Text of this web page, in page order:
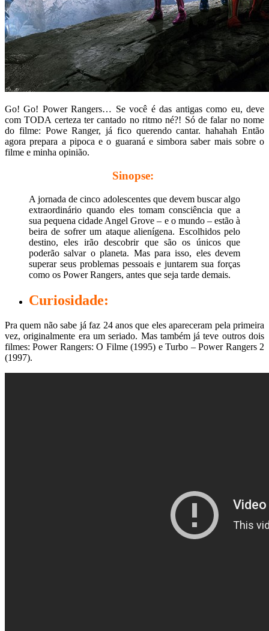
Go! Go! Power Rangers… Se você é das antigas como eu, deve
com TODA certeza ter cantado no ritmo né?! Só de falar no nome
do filme: Powe Ranger, já fico querendo cantar. hahahah Então
agora prepara a pipoca e o guaraná e simbora saber mais sobre o
filme e minha opinião.
Sinopse:
A jornada de cinco adolescentes que devem buscar algo
extraordinário quando eles tomam consciência que a
sua pequena cidade Angel Grove – e o mundo – estão à
beira de sofrer um ataque alienígena. Escolhidos pelo
destino, eles irão descobrir que são os únicos que
poderão salvar o planeta. Mas para isso, eles devem
superar seus problemas pessoais e juntarem sua forças
como os Power Rangers, antes que seja tarde demais.
Curiosidade:
Pra quem não sabe já faz 24 anos que eles apareceram pela primeira
vez, originalmente era um seriado. Mas também já teve outros dois
filmes: Power Rangers: O Filme (1995) e Turbo – Power Rangers 2
(1997).